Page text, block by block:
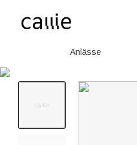
Anlässe